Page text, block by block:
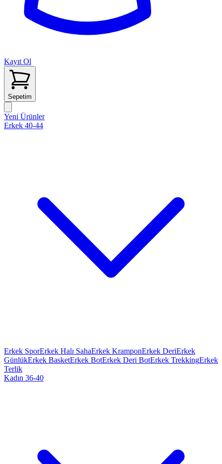
Kayıt Ol
Sepetim
Yeni Ürünler
Erkek 40-44
Erkek SporErkek Halı SahaErkek KramponErkek DeriErkek
GünlükErkek BasketErkek BotErkek Deri BotErkek TrekkingErkek
Terlik
Kadın 36-40